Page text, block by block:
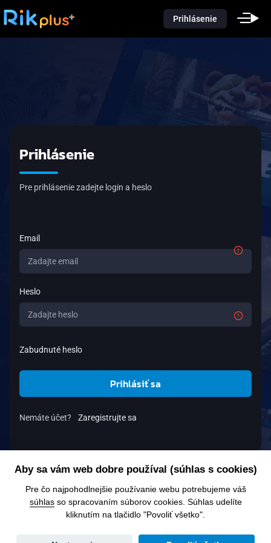
Prihlásenie
Prihlásenie
Pre prihlásenie zadejte login a heslo
Email
Heslo
Zabudnuté heslo
Prihlásiť sa
Nemáte účet? Zaregistrujte sa
Aby sa vám web dobre používal (súhlas s cookies)
Pre čo najpohodlnejšie používanie webu potrebujeme váš
súhlasso spracovaním súborov cookies. Súhlas udelíte
kliknutím na tlačidlo "Povoliť všetko".